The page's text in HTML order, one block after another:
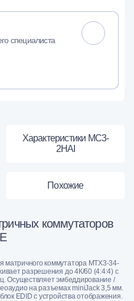
специалиста
Характеристики MC3-
2HAI
Похожие
коммутаторов
матричного коммутатора MTX3-34-
разрешения до 4К/60 (4:4:4) с
Осуществляет эмбеддирование /
на разъемах miniJack 3,5 мм.
EDID с устройства отображения.